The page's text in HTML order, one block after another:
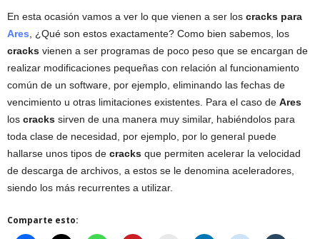
En esta ocasión vamos a ver lo que vienen a ser los cracks para
Ares , ¿Qué son estos exactamente? Como bien sabemos, los
cracks vienen a ser programas de poco peso que se encargan de
realizar modificaciones pequeñas con relación al funcionamiento
común de un software, por ejemplo, eliminando las fechas de
vencimiento u otras limitaciones existentes. Para el caso de Ares
los cracks sirven de una manera muy similar, habiéndolos para
toda clase de necesidad, por ejemplo, por lo general puede
hallarse unos tipos de cracks que permiten acelerar la velocidad
de descarga de archivos, a estos se le denomina aceleradores,
siendo los más recurrentes a utilizar.
Comparte esto: